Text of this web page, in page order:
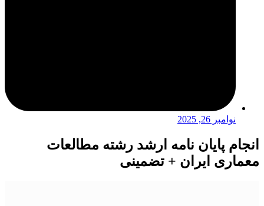
نوامبر 26, 2025
انجام پایان نامه ارشد رشته مطالعات
معماری ایران + تضمینی